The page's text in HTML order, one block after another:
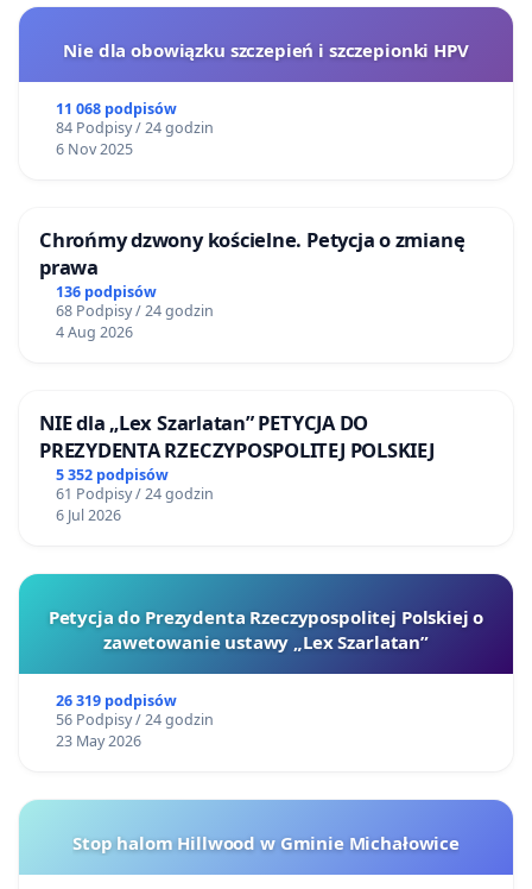
Nie dla obowiązku szczepień i szczepionki HPV
11 068 podpisów
84 Podpisy / 24 godzin
6 Nov 2025
Chrońmy dzwony kościelne. Petycja o zmianę
prawa
136 podpisów
68 Podpisy / 24 godzin
4 Aug 2026
NIE dla „Lex Szarlatan” PETYCJA DO
PREZYDENTA RZECZYPOSPOLITEJ POLSKIEJ
5 352 podpisów
61 Podpisy / 24 godzin
6 Jul 2026
Petycja do Prezydenta Rzeczypospolitej Polskiej o
zawetowanie ustawy „Lex Szarlatan”
26 319 podpisów
56 Podpisy / 24 godzin
23 May 2026
Stop halom Hillwood w Gminie Michałowice